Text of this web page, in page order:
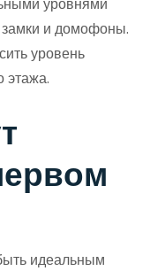
замки и домофоны.
уровень
этажа.
идеальным